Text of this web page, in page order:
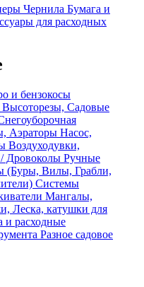
Чернила Бумага и
для расходных
и бензокосы
Высоторезы, Садовые
Аэраторы Насос,
Воздуходувки,
Дровоколы Ручные
(Буры, Вилы, Грабли,
Системы
Мангалы,
Леска, катушки для
и расходные
Разное садовое